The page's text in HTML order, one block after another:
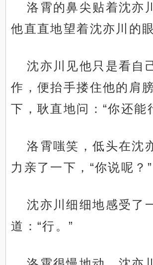
洛霄的鼻尖贴着沈亦
他直直地望着沈亦川的眼
沈亦川见他只是看自
作，便抬手搂住他的肩
下，耿直地问：“你还能
洛霄嗤笑，低头在沈
力亲了一下，“你说呢？”
沈亦川细细地感受了
道：“行。”